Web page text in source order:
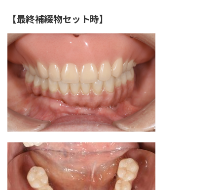
【最終補綴物セット時】